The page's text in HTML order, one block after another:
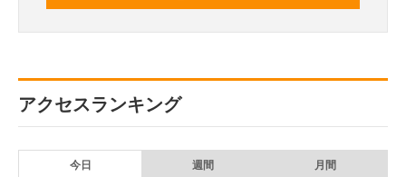
アクセスランキング
今日 週間 月間